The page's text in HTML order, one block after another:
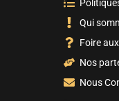
Qui
Foire
Nos
Nous